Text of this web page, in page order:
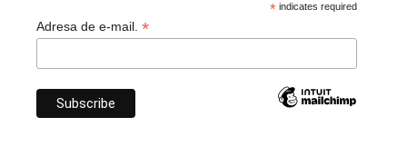
* indicates required
Adresa de e-mail. *